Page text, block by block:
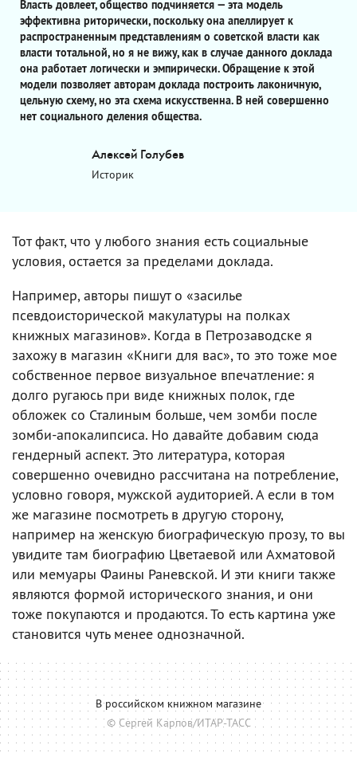
Власть довлеет, общество подчиняется — эта модель
эффективна риторически, поскольку она апеллирует к
распространенным представлениям о советской власти как
власти тотальной, но я не вижу, как в случае данного доклада
она работает логически и эмпирически. Обращение к этой
модели позволяет авторам доклада построить лаконичную,
цельную схему, но эта схема искусственна. В ней совершенно
нет социального деления общества.
Алексей Голубев
Историк
Тот факт, что у любого знания есть социальные
условия, остается за пределами доклада.
Например, авторы пишут о «засилье
псевдоисторической макулатуры на полках
книжных магазинов». Когда в Петрозаводске я
захожу в магазин «Книги для вас», то это тоже мое
собственное первое визуальное впечатление: я
долго ругаюсь при виде книжных полок, где
обложек со Сталиным больше, чем зомби после
зомби-апокалипсиса. Но давайте добавим сюда
гендерный аспект. Это литература, которая
совершенно очевидно рассчитана на потребление,
условно говоря, мужской аудиторией. А если в том
же магазине посмотреть в другую сторону,
например на женскую биографическую прозу, то вы
увидите там биографию Цветаевой или Ахматовой
или мемуары Фаины Раневской. И эти книги также
являются формой исторического знания, и они
тоже покупаются и продаются. То есть картина уже
становится чуть менее однозначной.
В российском книжном магазине
© Сергей Карпов/ИТАР-ТАСС